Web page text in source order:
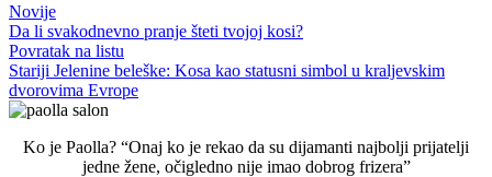
Novije
Da li svakodnevno pranje šteti tvojoj kosi?
Povratak na listu
Stariji Jelenine beleške: Kosa kao statusni simbol u kraljevskim
dvorovima Evrope
Ko je Paolla? “Onaj ko je rekao da su dijamanti najbolji prijatelji
jedne žene, očigledno nije imao dobrog frizera”